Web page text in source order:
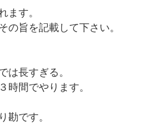
ます。
の旨を記載して下さい。
は長すぎる。
時間でやります。
勘です。